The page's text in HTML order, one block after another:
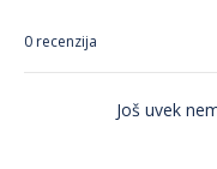
0 recenzija
Još uvek